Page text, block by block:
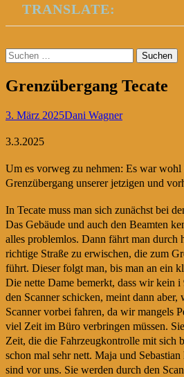
TRANSLATE:
Suchen
nach:
Grenzübergang Tecate
3. März 2025Dani Wagner
3.3.2025
Um es vorweg zu nehmen: Es war wohl
Grenzübergang unserer jetzigen und
In Tecate muss man sich zunächst bei
Das Gebäude und auch den Beamten
alles problemlos. Dann fährt man durch
richtige Straße zu erwischen, die zum
führt. Dieser folgt man, bis man an ein
Die nette Dame bemerkt, dass wir kein
den Scanner schicken, meint dann aber,
Scanner vorbei fahren, da wir mangels
viel Zeit im Büro verbringen müssen.
Zeit, die die Fahrzeugkontrolle mit sich
schon mal sehr nett. Maja und
sind vor uns. Sie werden durch den